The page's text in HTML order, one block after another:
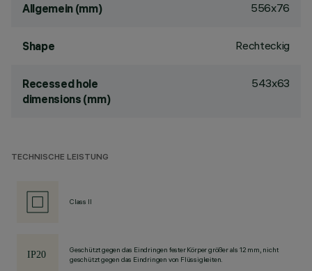
Allgemein (mm) 556x76
Shape Rechteckig
Recessed hole
dimensions (mm)
543x63
TECHNISCHE LEISTUNG
Class II
Geschützt gegen das Eindringen fester Körper größer als 12 mm, nicht
geschützt gegen das Eindringen von Flüssigkeiten.